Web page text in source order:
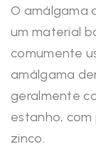
O amálgama
um material
comumente
amálgama
geralmente
estanho,
zinco.